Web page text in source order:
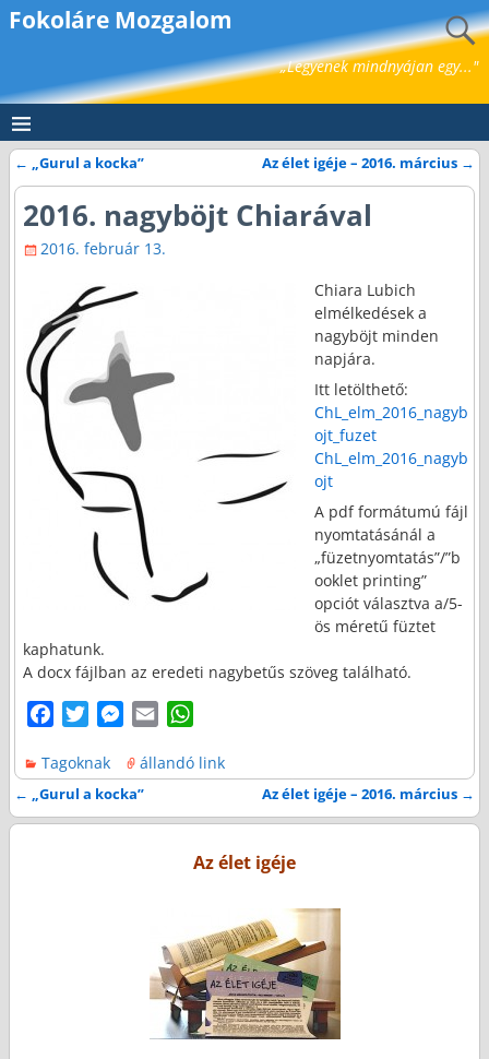
Fokoláre Mozgalom
„Legyenek mindnyájan egy..."
Bejegyzés navigáció
← „Gurul a kocka” Az élet igéje – 2016. március →
2016. nagyböjt Chiarával
2016. február 13.
Chiara Lubich
elmélkedések a
nagyböjt minden
napjára.
Itt letölthető:
ChL_elm_2016_nagyb
ojt_fuzet
ChL_elm_2016_nagyb
ojt
A pdf formátumú fájl
nyomtatásánál a
„füzetnyomtatás”/”b
ooklet printing”
opciót választva a/5-
ös méretű füztet
kaphatunk.
A docx fájlban az eredeti nagybetűs szöveg található.
c
e
b
i
t
t
M
s
s
e
a
l
a
s
p
Tagoknak állandó link
Bejegyzés navigáció
← „Gurul a kocka” Az élet igéje – 2016. március →
Az élet igéje